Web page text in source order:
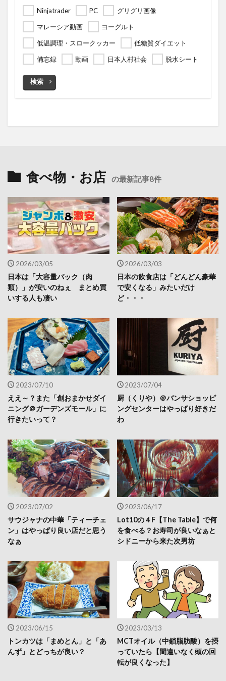
Ninjatrader PC
グリグリ画像
マレーシア動画
ヨーグルト
低温調理・スロークッカー
低糖質ダイエット
備忘録
動画 日本人村社会 脱水シート
検索
食べ物・お店 の最新記事8件
2026/03/05
日本は「大容量パック（肉
類）」が安いのねぇ まとめ買
いする人も凄い
2026/03/03
日本の飲食店は「どんどん豪華
で安くなる」みたいだけ
ど・・・
2023/07/10
ええ～？また「創おまかせダイ
ニング＠ガーデンズモール」に
行きたいって？
2023/07/04
厨（くりや）＠バンサショッピ
ングセンターはやっぱり好きだ
わ
2023/07/02
サウジャナの中華「ティーチェ
ン」はやっぱり良い店だと思う
なぁ
2023/06/17
Lot10の４F【The Table】で何
を食べる？お寿司が良いなぁと
シドニーから来た次男坊
2023/06/15
トンカツは「まめとん」と「あ
んず」とどっちが良い？
2023/03/13
MCTオイル（中鎖脂肪酸）を摂
っていたら【間違いなく頭の回
転が良くなった】